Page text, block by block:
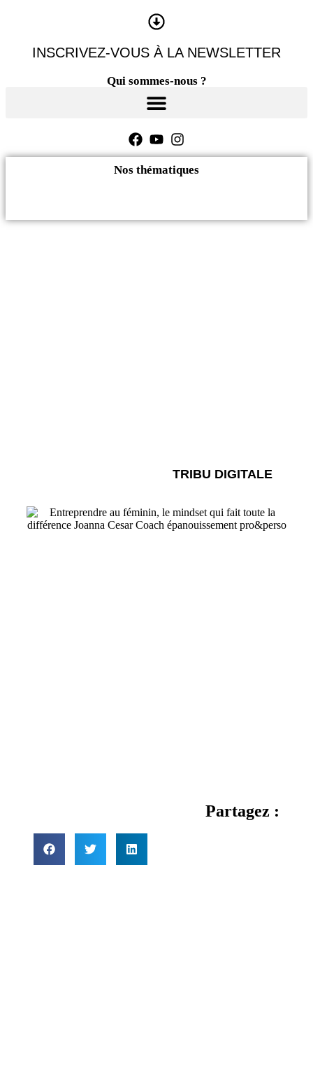
INSCRIVEZ-VOUS À LA NEWSLETTER
Qui sommes-nous ?
Nos thématiques
TRIBU DIGITALE
Partagez :